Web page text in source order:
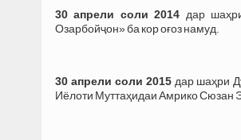
30 апрели соли 2014 дар
Озарбойҷон» ба кор оғоз намуд.
30 апрели соли 2015дар шаҳри
Иёлоти Муттаҳидаи Амрико Сюзан